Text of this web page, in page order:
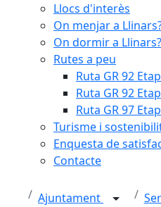
Llocs d'interès
On menjar a
On dormir a Llinars?
Rutes a peu
Ruta GR 92
Ruta GR 92
Ruta GR 97
Turisme i
Enquesta de
Contacte
Ajuntament